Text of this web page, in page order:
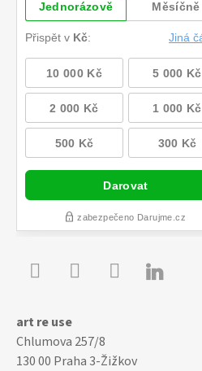

art re use
Chlumova 257/8
130 00 Praha 3-Žižkov